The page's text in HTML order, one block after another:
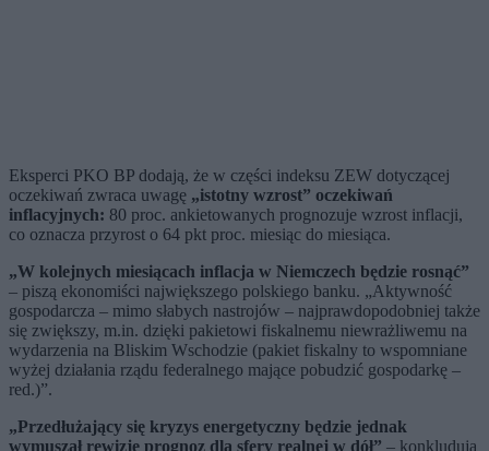
Eksperci PKO BP dodają, że w części indeksu ZEW dotyczącej
oczekiwań zwraca uwagę „istotny wzrost” oczekiwań
inflacyjnych: 80 proc. ankietowanych prognozuje wzrost inflacji,
co oznacza przyrost o 64 pkt proc. miesiąc do miesiąca.
„W kolejnych miesiącach inflacja w Niemczech będzie rosnąć”
– piszą ekonomiści największego polskiego banku. „Aktywność
gospodarcza – mimo słabych nastrojów – najprawdopodobniej także
się zwiększy, m.in. dzięki pakietowi fiskalnemu niewrażliwemu na
wydarzenia na Bliskim Wschodzie (pakiet fiskalny to wspomniane
wyżej działania rządu federalnego mające pobudzić gospodarkę –
red.)”.
„Przedłużający się kryzys energetyczny będzie jednak
wymuszał rewizję prognoz dla sfery realnej w dół” – konkludują